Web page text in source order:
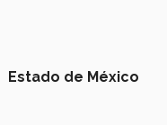
Estado de México